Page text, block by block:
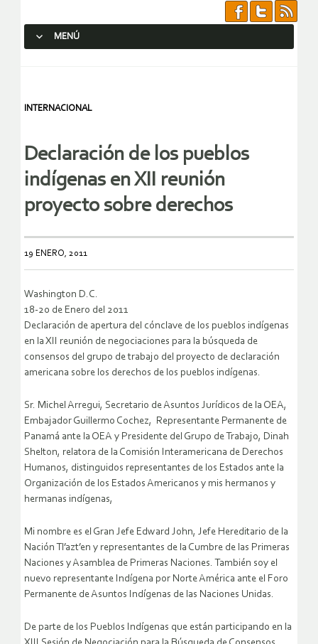
MENÚ
INTERNACIONAL
Declaración de los pueblos
indígenas en XII reunión
proyecto sobre derechos
19 ENERO, 2011
Washington D.C.
18-20 de Enero del 2011
Declaración de apertura del cónclave de los pueblos indígenas
en la XII reunión de negociaciones para la búsqueda de
consensos del grupo de trabajo del proyecto de declaración
americana sobre los derechos de los pueblos indígenas.
Sr. Michel Arregui, Secretario de Asuntos Jurídicos de la OEA,
Embajador Guillermo Cochez, Representante Permanente de
Panamá ante la OEA y Presidente del Grupo de Trabajo, Dinah
Shelton, relatora de la Comisión Interamericana de Derechos
Humanos, distinguidos representantes de los Estados ante la
Organización de los Estados Americanos y mis hermanos y
hermanas indígenas,
Mi nombre es el Gran Jefe Edward John, Jefe Hereditario de la
Nación Tl’azt’en y representantes de la Cumbre de las Primeras
Naciones y Asamblea de Primeras Naciones. También soy el
nuevo representante Indígena por Norte América ante el Foro
Permanente de Asuntos Indígenas de las Naciones Unidas.
De parte de los Pueblos Indígenas que están participando en la